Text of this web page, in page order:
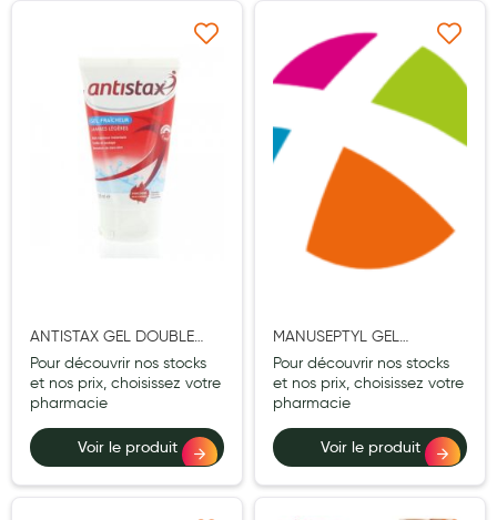
Régimes médicaux
Gemmothérapie
Voies respiratoires
Compléments alimentaires
Médicaments et Santé
Premiers soins
Pansements
ANTISTAX GEL DOUBLE
FRAICHEUR 125ML
Pour découvrir nos stocks
et nos prix, choisissez votre
pharmacie
Voir le produit
Ajouter à ma liste d’envie
MANUSEPTYL GEL
HYDROALCOOLIQUE
300ML
Pour découvrir nos stocks
et nos prix, choisissez votre
pharmacie
Voir le produit
Ajouter à ma liste